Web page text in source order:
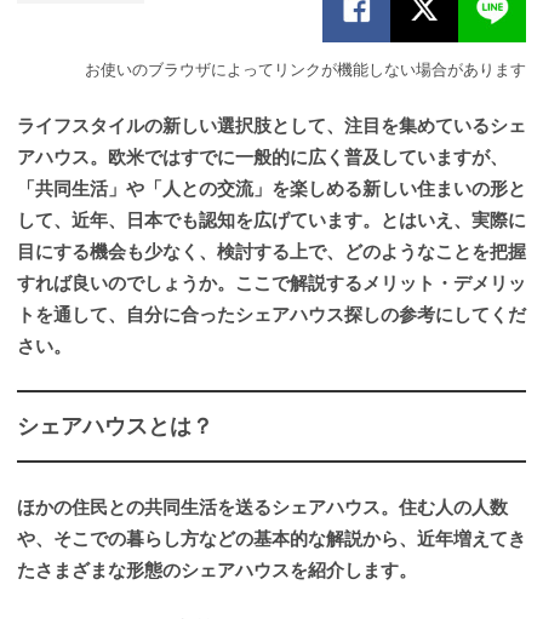
お使いのブラウザによってリンクが機能しない場合があります
ライフスタイルの新しい選択肢として、注目を集めているシェ
アハウス。欧米ではすでに一般的に広く普及していますが、
「共同生活」や「人との交流」を楽しめる新しい住まいの形と
して、近年、日本でも認知を広げています。とはいえ、実際に
目にする機会も少なく、検討する上で、どのようなことを把握
すれば良いのでしょうか。ここで解説するメリット・デメリッ
トを通して、自分に合ったシェアハウス探しの参考にしてくだ
さい。
シェアハウスとは？
ほかの住民との共同生活を送るシェアハウス。住む人の人数
や、そこでの暮らし方などの基本的な解説から、近年増えてき
たさまざまな形態のシェアハウスを紹介します。